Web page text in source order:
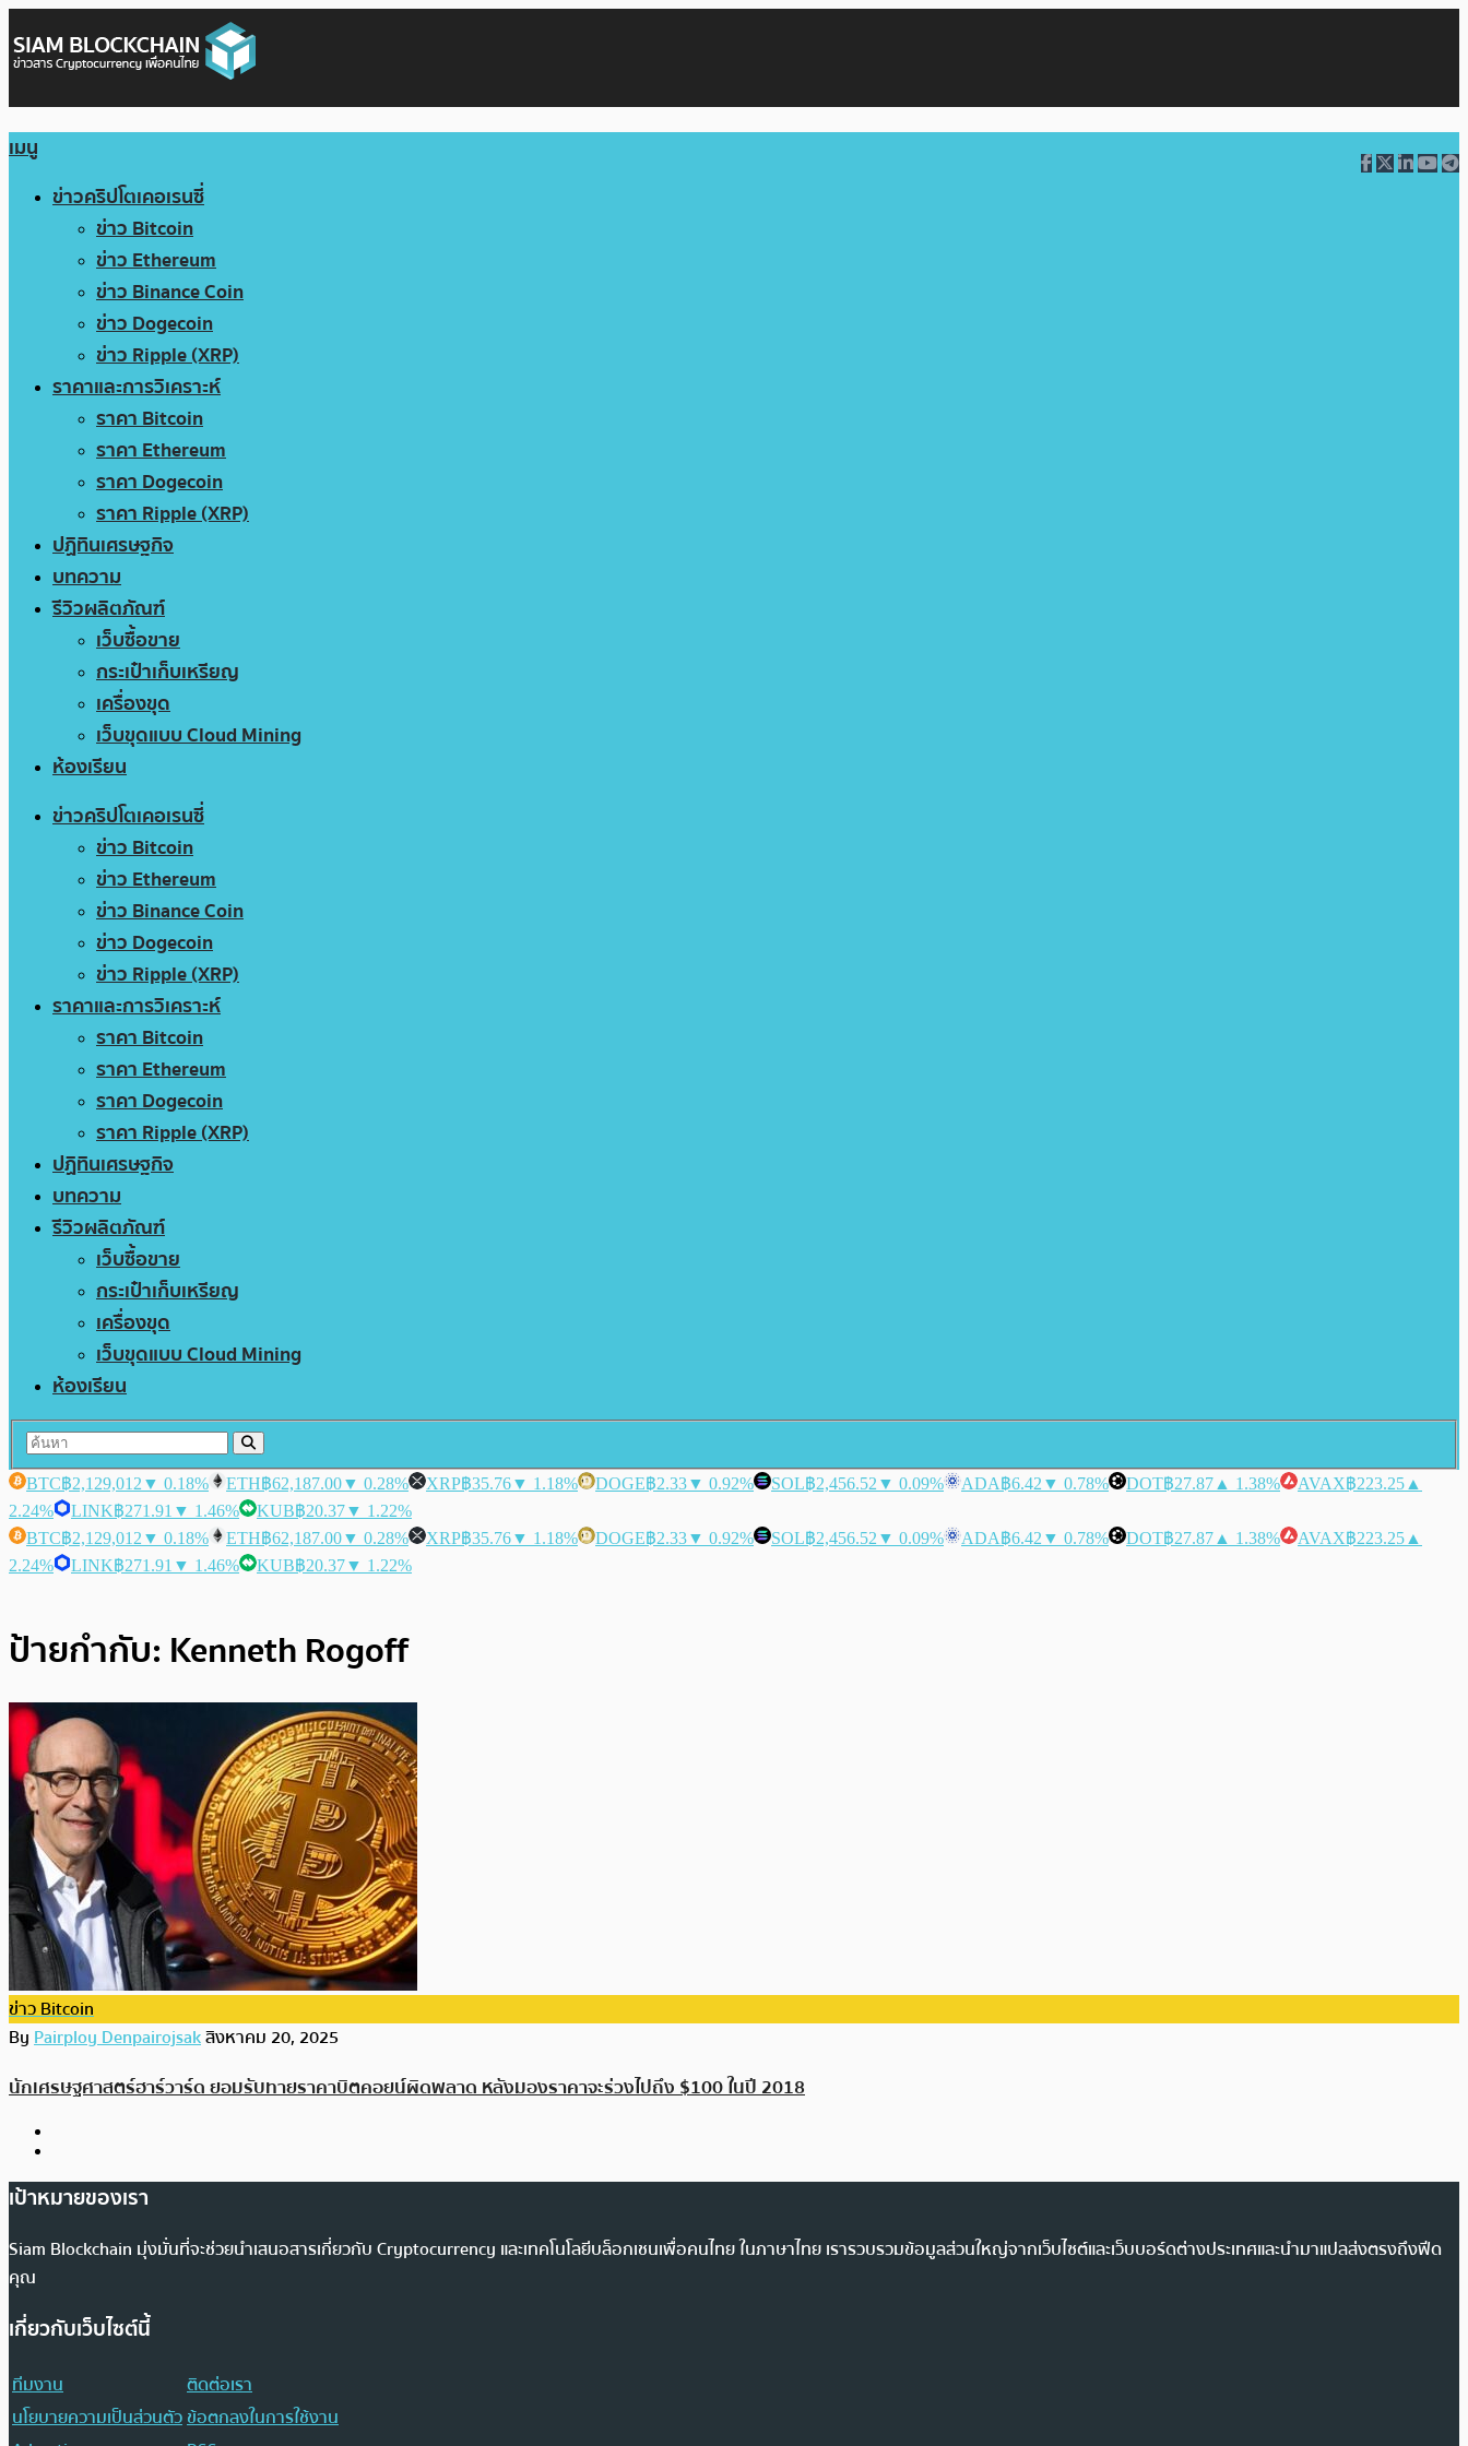
เมนู
ข่าวคริปโตเคอเรนซี่
ข่าว Bitcoin
ข่าว Ethereum
ข่าว Binance Coin
ข่าว Dogecoin
ข่าว Ripple (XRP)
ราคาและการวิเคราะห์
ราคา Bitcoin
ราคา Ethereum
ราคา Dogecoin
ราคา Ripple (XRP)
ปฏิทินเศรษฐกิจ
บทความ
รีวิวผลิตภัณฑ์
เว็บซื้อขาย
กระเป๋าเก็บเหรียญ
เครื่องขุด
เว็บขุดแบบ Cloud Mining
ห้องเรียน
ข่าวคริปโตเคอเรนซี่
ข่าว Bitcoin
ข่าว Ethereum
ข่าว Binance Coin
ข่าว Dogecoin
ข่าว Ripple (XRP)
ราคาและการวิเคราะห์
ราคา Bitcoin
ราคา Ethereum
ราคา Dogecoin
ราคา Ripple (XRP)
ปฏิทินเศรษฐกิจ
บทความ
รีวิวผลิตภัณฑ์
เว็บซื้อขาย
กระเป๋าเก็บเหรียญ
เครื่องขุด
เว็บขุดแบบ Cloud Mining
ห้องเรียน
BTC฿2,129,012 ▼ 0.18% ETH฿62,187.00▼ 0.28% XRP฿35.76▼ 1.18% DOGE฿2.33▼ 0.92% SOL฿2,456.52 ▼ 0.09% ADA฿6.42 ▼ 0.78% DOT฿27.87 ▲ 1.38% AVAX฿223.25 ▲
2.24%
LINK฿271.91 ▼ 1.46% KUB฿20.37▼ 1.22%
BTC฿2,129,012 ▼ 0.18% ETH฿62,187.00▼ 0.28% XRP฿35.76▼ 1.18% DOGE฿2.33▼ 0.92% SOL฿2,456.52 ▼ 0.09% ADA฿6.42 ▼ 0.78% DOT฿27.87 ▲ 1.38% AVAX฿223.25 ▲
2.24%
LINK฿271.91 ▼ 1.46% KUB฿20.37▼ 1.22%
ป้ายกำกับ: Kenneth Rogoff
ข่าว Bitcoin
ByPairploy Denpairojsakสิงหาคม 20, 2025
นักเศรษฐศาสตร์ฮาร์วาร์ด ยอมรับทายราคาบิตคอยน์ผิดพลาด หลังมองราคาจะร่วงไปถึง $100 ในปี 2018
เป้าหมายของเรา
Siam Blockchain มุ่งมั่นที่จะช่วยนำเสนอสารเกี่ยวกับ Cryptocurrency และเทคโนโลยีบล็อกเชนเพื่อคนไทย ในภาษาไทย เรารวบรวมข้อมูลส่วนใหญ่จากเว็บไซต์และเว็บบอร์ดต่างประเทศและนำมาแปลส่งตรงถึงฟีด
คุณ
เกี่ยวกับเว็บไซต์นี้
ทีมงาน
ติดต่อเรา
นโยบายความเป็นส่วนตัวข้อตกลงในการใช้งาน